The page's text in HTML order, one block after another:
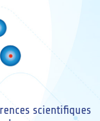
scientifiques